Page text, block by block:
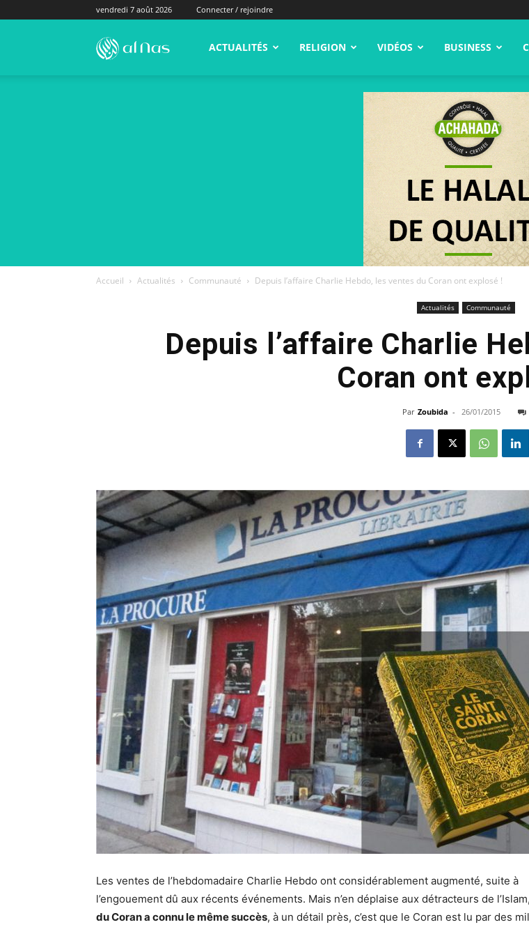
vendredi 7 août 2026 Connecter / rejoindre
alNas.fr ACTUALITÉS RELIGION VIDÉOS BUSINESS
Accueil Actualités Communauté Depuis l’affaire Charlie Hebdo, les ventes du Coran ont explosé !
Actualités Communauté
Depuis l’affaire Charlie
Coran ont
Par Zoubida - 26/01/2015
Les ventes de l’hebdomadaire Charlie Hebdo ont considérablement augmenté, suite à
l’engouement dû aux récents événements. Mais n’en déplaise aux détracteurs de l’Islam,
du Coran a connu le même succès, à un détail près, c’est que le Coran est lu par des